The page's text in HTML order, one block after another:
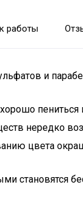
работы
и
пениться
нередко
цвета
становятся